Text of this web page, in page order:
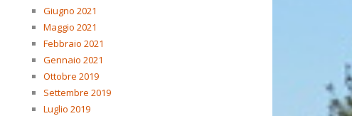
Giugno 2021
Maggio 2021
Febbraio 2021
Gennaio 2021
Ottobre 2019
Settembre 2019
Luglio 2019